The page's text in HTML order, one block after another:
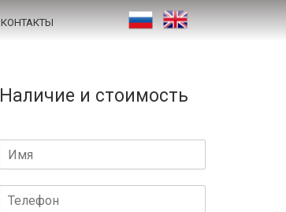
КОНТАКТЫ
Наличие и стоимость